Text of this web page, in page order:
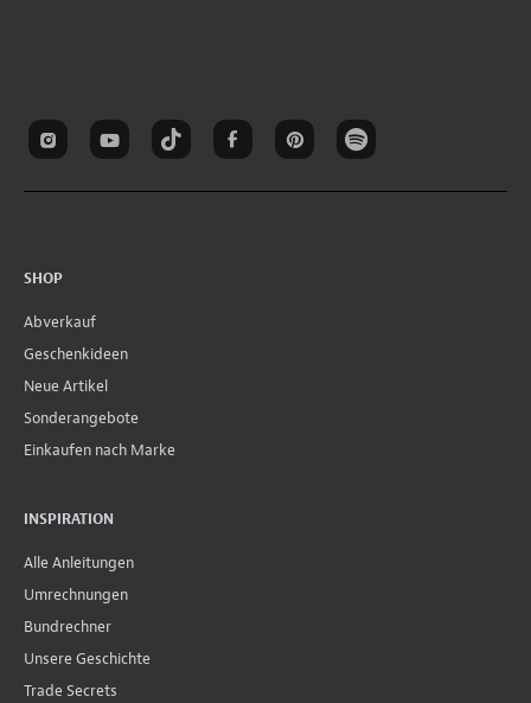
SHOP
Abverkauf
Geschenkideen
Neue Artikel
Sonderangebote
Einkaufen nach Marke
INSPIRATION
Alle Anleitungen
Umrechnungen
Bundrechner
Unsere Geschichte
Trade Secrets